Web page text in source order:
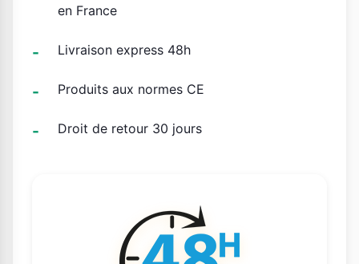
en France
Livraison express 48h
Produits aux normes CE
Droit de retour 30 jours